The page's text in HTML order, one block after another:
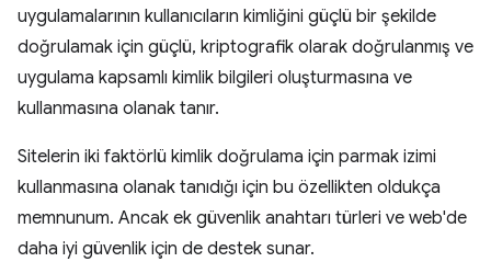
uygulamalarının kullanıcıların kimliğini güçlü bir şekilde
doğrulamak için güçlü, kriptografik olarak doğrulanmış ve
uygulama kapsamlı kimlik bilgileri oluşturmasına ve
kullanmasına olanak tanır.
Sitelerin iki faktörlü kimlik doğrulama için parmak izimi
kullanmasına olanak tanıdığı için bu özellikten oldukça
memnunum. Ancak ek güvenlik anahtarı türleri ve web'de
daha iyi güvenlik için de destek sunar.